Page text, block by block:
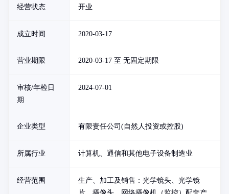
经营状态 开业
成立时间 2020-03-17
营业期限 2020-03-17 至 无固定期限
审核/年检日
期
2024-07-01
企业类型 有限责任公司(自然人投资或控股)
所属行业 计算机、通信和其他电子设备制造业
经营范围
生产、加工及销售：光学镜头、光学镜